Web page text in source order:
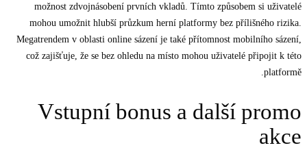
možnost zdvojnásobení prvních vkladů. Tímto způsobem si uživatelé
mohou umožnit hlubší průzkum herní platformy bez přílišného rizika.
Megatrendem v oblasti online sázení je také přítomnost mobilního sázení,
což zajišťuje, že se bez ohledu na místo mohou uživatelé připojit k této
platformě.
Vstupní bonus a další promo
akce